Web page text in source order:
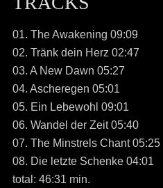
01. The Awakening 09:09
02. Tränk dein Herz 02:47
03. A New Dawn 05:27
04. Ascheregen 05:01
05. Ein Lebewohl 09:01
06. Wandel der Zeit 05:40
07. The Minstrels Chant 05:25
08. Die letzte Schenke 04:01
total: 46:31 min.